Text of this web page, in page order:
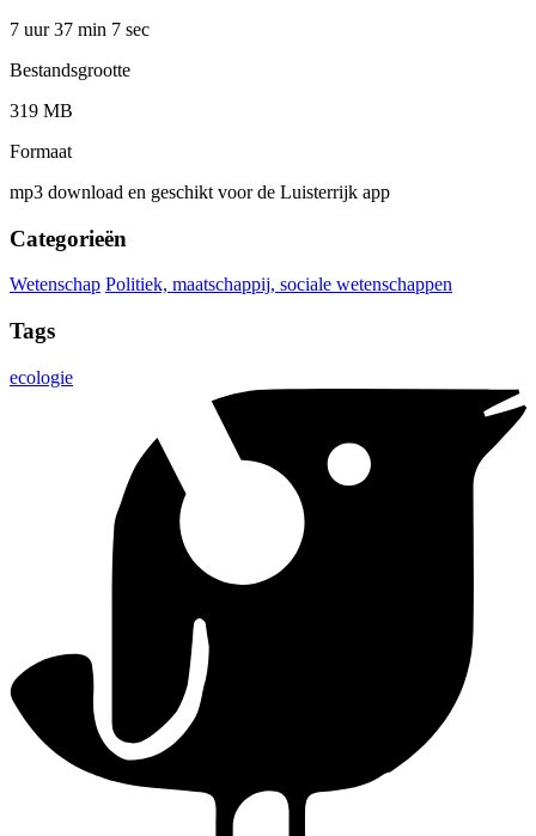
7 uur 37 min 7 sec
Bestandsgrootte
319 MB
Formaat
mp3 download en geschikt voor de Luisterrijk app
Categorieën
Wetenschap Politiek, maatschappij, sociale wetenschappen
Tags
ecologie